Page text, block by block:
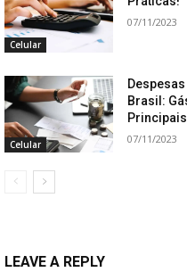
Celular
07/11/2023
Celular
Brasil:
Principais
07/11/2023
LEAVE A REPLY